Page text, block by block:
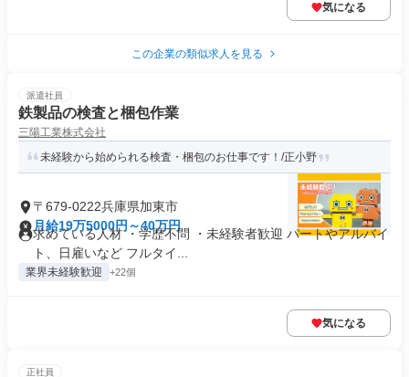
気になる
この企業の類似求人を見る
派遣社員
鉄製品の検査と梱包作業
三陽工業株式会社
未経験から始められる検査・梱包のお仕事です！/正小野
〒679-0222兵庫県加東市
月給19万5000円～40万円
求めている人材 ・学歴不問 ・未経験者歓迎 パートやアルバイ
ト、日雇いなど フルタイ...
業界未経験歓迎 +22個
気になる
正社員